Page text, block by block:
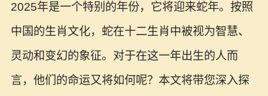
2025年是一个特别的年份，它将迎来蛇年。按照
中国的生肖文化，蛇在十二生肖中被视为智慧、
灵动和变幻的象征。对于在这一年出生的人而
言，他们的命运又将如何呢？本文将带您深入探